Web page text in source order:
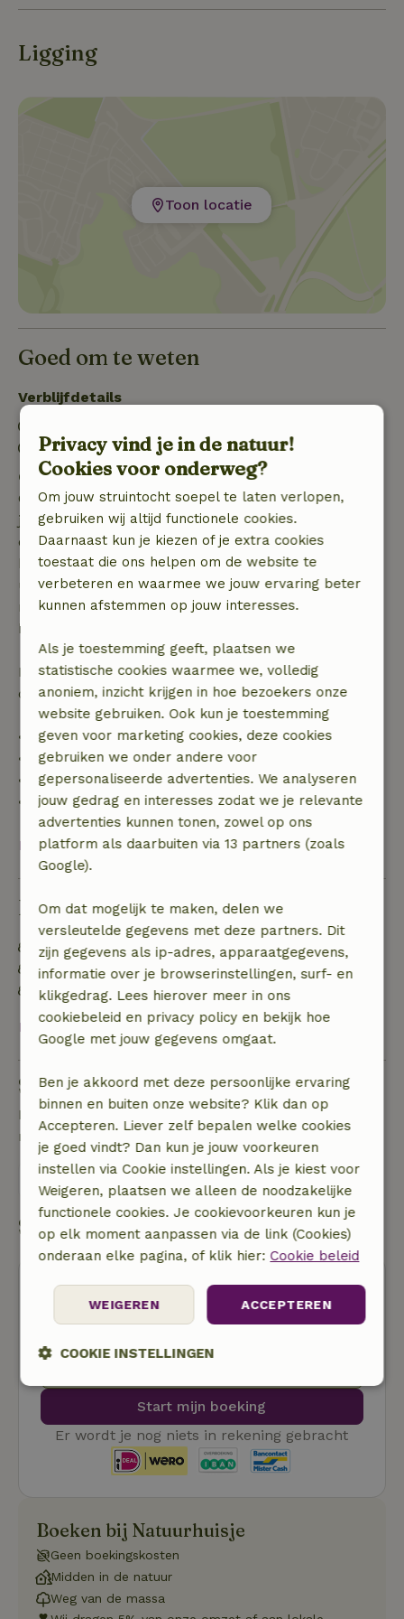
Ligging
Toon locatie
Goed om te weten
Verblijfdetails
Uitchecken: 07:00- 12:00
Gratis annuleren binnen 7 dagen
Gratis annuleren binnen 7 dagen na bevestiging van
je boeking, bij een boekingsaanvraag meer dan 28
dagen voor aanvang. Bij een boeking met aanvang
binnen 28 dagen geldt gratis annuleren binnen 24
uur. Bij annulering binnen gestelde periode heb je
recht op volledige terugbetaling van het
boekingsbedrag.
Daarna krijg je een deel van de reissom en 100% van
de borg terugbetaald:
• tot 42 dagen voor aankomst: 70% terugbetaald
• 42–28 dagen voor aankomst: 40% terugbetaald
• 28 dagen tot de aankomstdag: 10% terugbetaald
• op de aankomstdag of later: geen terugbetaling
Bekijk alles
Duurzaamheid
Energie label: Uitgesloten
Natuurlijke isolatiematerialen
Gebouwd met natuurlijke bouwmaterialen
Bekijk alles
Stel een vraag
Neem contact op met de verhuurder van het
natuurhuisje
Stuur een bericht
Start mijn boeking
Start mijn boeking
Er wordt je nog niets in rekening gebracht
Boeken bij Natuurhuisje
Geen boekingskosten
Midden in de natuur
Weg van de massa
Privacy vind je in de natuur!
Cookies voor onderweg?
Om jouw struintocht soepel te laten verlopen,
gebruiken wij altijd functionele cookies.
Daarnaast kun je kiezen of je extra cookies
toestaat die ons helpen om de website te
verbeteren en waarmee we jouw ervaring beter
kunnen afstemmen op jouw interesses.
Als je toestemming geeft, plaatsen we
statistische cookies waarmee we, volledig
anoniem, inzicht krijgen in hoe bezoekers onze
website gebruiken. Ook kun je toestemming
geven voor marketing cookies, deze cookies
gebruiken we onder andere voor
gepersonaliseerde advertenties. We analyseren
jouw gedrag en interesses zodat we je relevante
advertenties kunnen tonen, zowel op ons
platform als daarbuiten via 13 partners (zoals
Google).
Om dat mogelijk te maken, delen we
versleutelde gegevens met deze partners. Dit
zijn gegevens als ip-adres, apparaatgegevens,
informatie over je browserinstellingen, surf- en
klikgedrag. Lees hierover meer in ons
cookiebeleid en privacy policy en bekijk hoe
Google met jouw gegevens omgaat.
Ben je akkoord met deze persoonlijke ervaring
binnen en buiten onze website? Klik dan op
Accepteren. Liever zelf bepalen welke cookies
je goed vindt? Dan kun je jouw voorkeuren
instellen via Cookie instellingen. Als je kiest voor
Weigeren, plaatsen we alleen de noodzakelijke
functionele cookies. Je cookievoorkeuren kun je
op elk moment aanpassen via de link (Cookies)
onderaan elke pagina, of klik hier: Cookie beleid
ACCEPTEREN
WEIGEREN
COOKIE INSTELLINGEN
Strikt
Prestatie Targeting
Functioneel Niet-geclassificeerd
Strikt noodzakelijk